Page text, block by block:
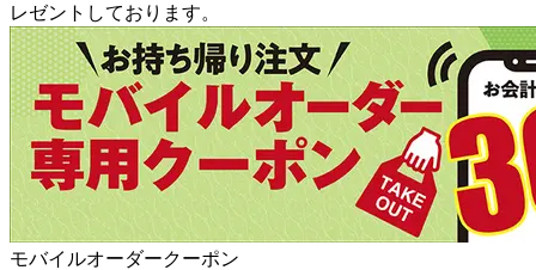
レゼントしております。
モバイルオーダークーポン